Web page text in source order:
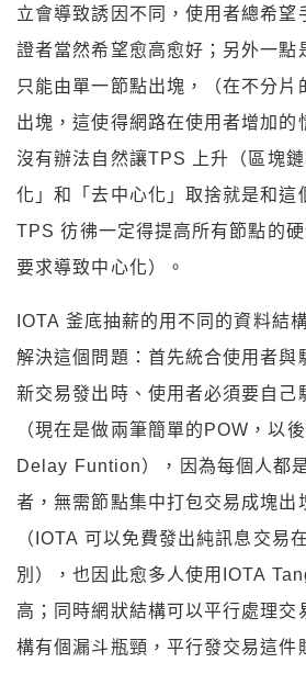
立會導致誘因不同，使用者總希望
證者當然希望愈高愈好；另外一點
只能由單一節點出塊，（在不分片
出塊，這使得網路在使用者增加的
沒有辦法自然讓TPS 上升（區塊
化」和「去中心化」取捨就是和這
TPS 彷彿一定得提高所有節點的
要求導致中心化）。
IOTA 釜底抽薪的用不同的資料結
解決這個問題：首先統合使用者與
新交易發出時、使用者必須要自己
（現在是做兩筆簡單的POW，以
Delay Funtion），因為每個人都
者，無需節點集中打包交易成塊出
（IOTA 可以免費發出純訊息交易
別），也因此愈多人使用IOTA
高；同時網狀結構可以平行處理交
構有個漏斗瓶頸，平行發交易這件